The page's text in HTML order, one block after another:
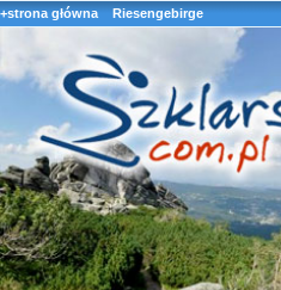
+strona główna Riesengebirge